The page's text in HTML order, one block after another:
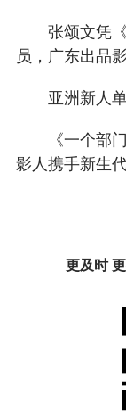
张颂文凭《
员，广东出品
亚洲新人单
《一个部门
影人携手新生
更及时